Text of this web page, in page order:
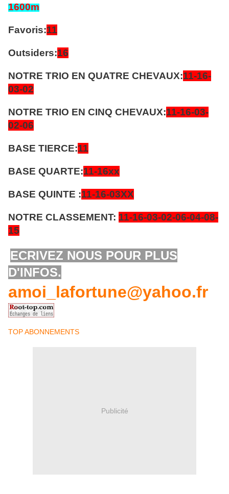
1600m
Favoris:11
Outsiders:16
NOTRE TRIO EN QUATRE CHEVAUX:11-16-
03-02
NOTRE TRIO EN CINQ CHEVAUX:11-16-03-
02-06
BASE TIERCE:11
BASE QUARTE:11-16xx
BASE QUINTE :11-16-03XX
NOTRE CLASSEMENT: 11-16-03-02-06-04-08-
15
ECRIVEZ NOUS POUR PLUS
D'INFOS.
amoi_lafortune@yahoo.fr
TOP ABONNEMENTS
Publicité